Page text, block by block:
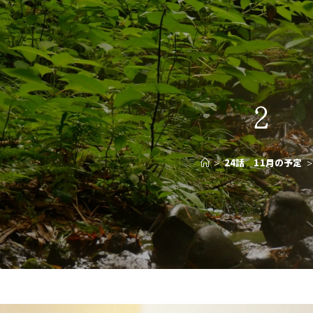
2
> 24話 11月の予定 >